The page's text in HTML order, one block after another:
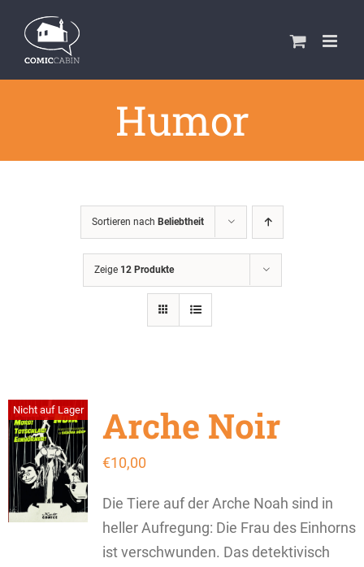
Inhalt
springen
Humor
Sortieren nach Beliebtheit
Zeige 12 Produkte
Nicht auf Lager Arche Noir
€10,00
Die Tiere auf der Arche Noah sind in
heller Aufregung: Die Frau des Einhorns
ist verschwunden. Das detektivisch